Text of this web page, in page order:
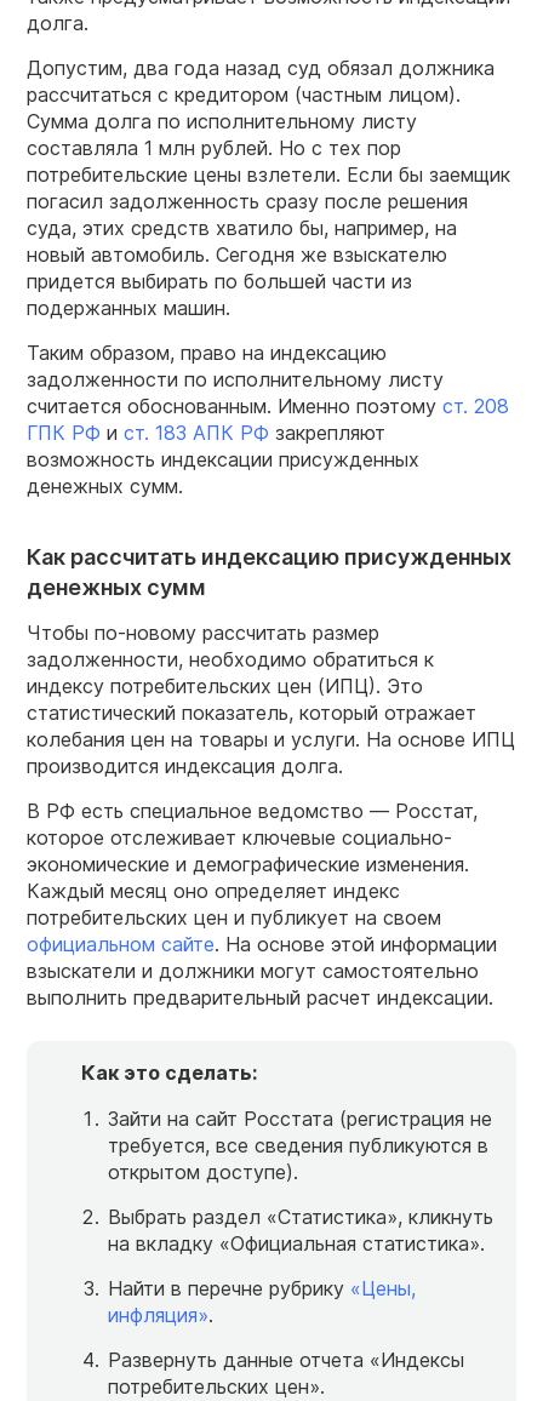
долга.
Допустим, два года назад суд обязал должника
рассчитаться с кредитором (частным лицом).
Сумма долга по исполнительному листу
составляла 1 млн рублей. Но с тех пор
потребительские цены взлетели. Если бы заемщик
погасил задолженность сразу после решения
суда, этих средств хватило бы, например, на
новый автомобиль. Сегодня же взыскателю
придется выбирать по большей части из
подержанных машин.
Таким образом, право на индексацию
задолженности по исполнительному листу
считается обоснованным. Именно поэтому ст. 208
ГПК РФ и ст. 183 АПК РФ закрепляют
возможность индексации присужденных
денежных сумм.
Как рассчитать индексацию присужденных
денежных сумм
Чтобы по-новому рассчитать размер
задолженности, необходимо обратиться к
индексу потребительских цен (ИПЦ). Это
статистический показатель, который отражает
колебания цен на товары и услуги. На основе ИПЦ
производится индексация долга.
В РФ есть специальное ведомство — Росстат,
которое отслеживает ключевые социально-
экономические и демографические изменения.
Каждый месяц оно определяет индекс
потребительских цен и публикует на своем
официальном сайте. На основе этой информации
взыскатели и должники могут самостоятельно
выполнить предварительный расчет индексации.
Как это сделать:
Зайти на сайт Росстата (регистрация не
требуется, все сведения публикуются в
открытом доступе).
Выбрать раздел «Статистика», кликнуть
на вкладку «Официальная статистика».
Найти в перечне рубрику «Цены,
инфляция».
Развернуть данные отчета «Индексы
потребительских цен».